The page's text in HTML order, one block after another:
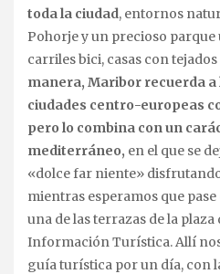
toda la ciudad, entornos
Pohorje y un precioso parque
carriles bici, casas con
manera, Maribor recuerda
ciudades centro-europeas
pero lo combina con un
mediterráneo, en el que se
«dolce far niente»
mientras esperamos que
una de las terrazas de la plaza
Información Turística. Allí
guía turística por un día, con